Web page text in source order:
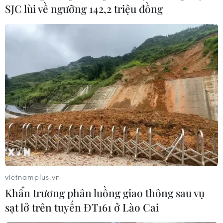
An Giang: Khởi tố, tạm giam đối tượng
vận chuyển 16kg cần sa
11/01/2021 05:05
Đặng Văn Liêm khai được một người thuê vận chuyển
cần sa từ huyện Tịnh Biên, tỉnh An Giang về thành phố
Cần Thơ với giá 700.000 đồng/kg.
SJC lùi về ngưỡng 142,2 triệu đồng
vietnamplus.vn
Khẩn trương phân luồng giao thông sau vụ
sạt lở trên tuyến ĐT161 ở Lào Cai